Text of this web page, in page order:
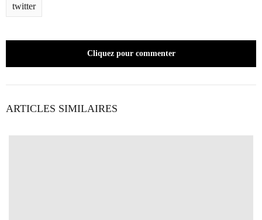
twitter
Cliquez pour commenter
ARTICLES SIMILAIRES